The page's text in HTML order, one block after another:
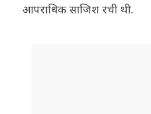
आपराधिक साजिश रची थी.